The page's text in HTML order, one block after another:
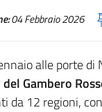
04 Febbraio 2026
alle porte
Gambero
da 12 regioni,